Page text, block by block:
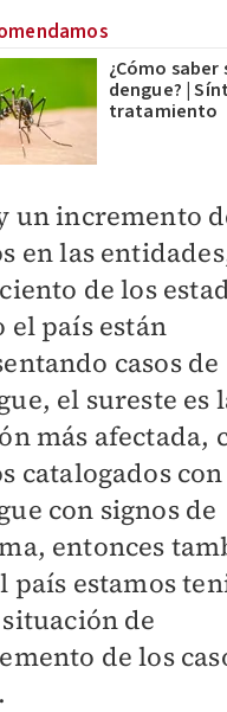
¿Cómo
dengue? |
tratamiento
un incremento
en las
de los
el país están
casos de
el sureste es
más afectada,
catalogados con
con signos de
entonces
país estamos
de
de los